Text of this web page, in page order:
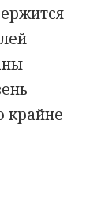
крайне